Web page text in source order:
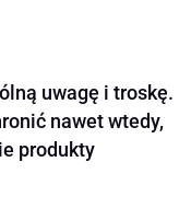
uwagę i troskę.
nawet wtedy,
produkty